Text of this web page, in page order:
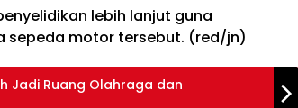
lebih lanjut guna
sepeda motor tersebut. (red/jn)
Jadi Ruang Olahraga dan